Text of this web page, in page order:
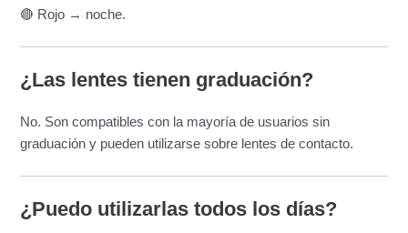
🔴 Rojo → noche.
¿Las lentes tienen graduación?
No. Son compatibles con la mayoría de usuarios sin
graduación y pueden utilizarse sobre lentes de contacto.
¿Puedo utilizarlas todos los días?